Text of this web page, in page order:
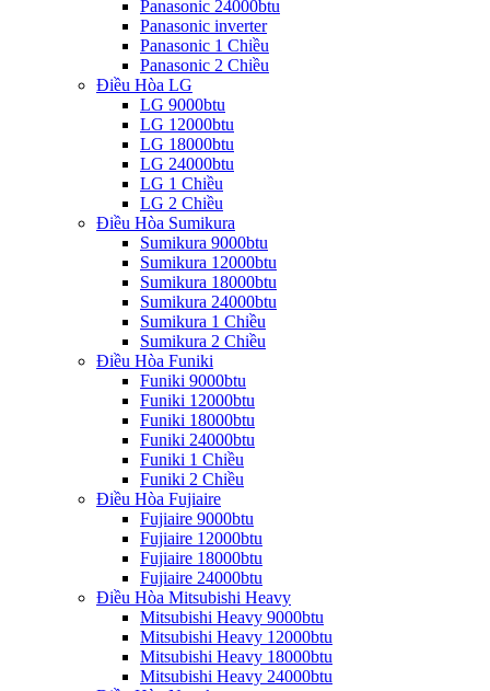
Panasonic 24000btu
Panasonic inverter
Panasonic 1 Chiều
Panasonic 2 Chiều
Điều Hòa LG
LG 9000btu
LG 12000btu
LG 18000btu
LG 24000btu
LG 1 Chiều
LG 2 Chiều
Điều Hòa Sumikura
Sumikura 9000btu
Sumikura 12000btu
Sumikura 18000btu
Sumikura 24000btu
Sumikura 1 Chiều
Sumikura 2 Chiều
Điều Hòa Funiki
Funiki 9000btu
Funiki 12000btu
Funiki 18000btu
Funiki 24000btu
Funiki 1 Chiều
Funiki 2 Chiều
Điều Hòa Fujiaire
Fujiaire 9000btu
Fujiaire 12000btu
Fujiaire 18000btu
Fujiaire 24000btu
Điều Hòa Mitsubishi Heavy
Mitsubishi Heavy 9000btu
Mitsubishi Heavy 12000btu
Mitsubishi Heavy 18000btu
Mitsubishi Heavy 24000btu